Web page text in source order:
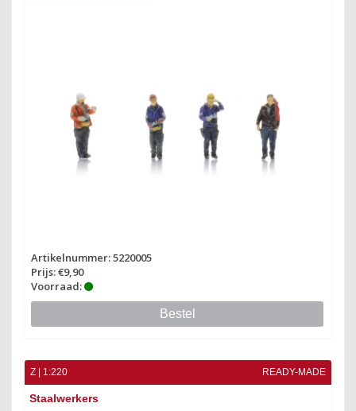
Artikelnummer: 5220005
Prijs: €9,90
Voorraad:
Bestel
Z | 1:220 READY-MADE
Staalwerkers